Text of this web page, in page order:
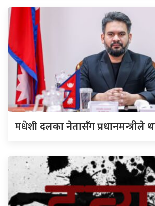
मधेशीदलका नेतासँग